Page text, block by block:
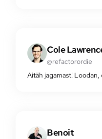
Cole
@refactorordie
Aitäh jagamast!
Benoit